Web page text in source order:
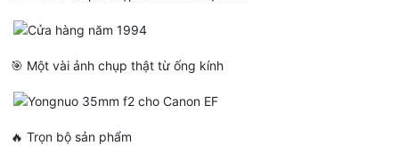
🎯 Một vài ảnh chụp thật từ ống kính
🔥 Trọn bộ sản phẩm